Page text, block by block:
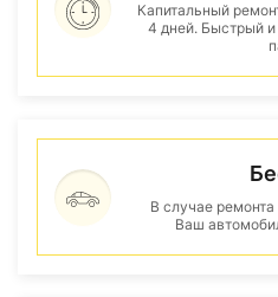
Капитальный
4 дней. Быстрый и
В случае
Ваш